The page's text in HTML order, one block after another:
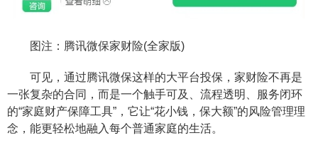
图注：腾讯微保家财险(全家版)
可见，通过腾讯微保这样的大平台投保，家财险不再是
一张复杂的合同，而是一个触手可及、流程透明、服务闭环
的“家庭财产保障工具”，它让“花小钱，保大额”的风险管理理
念，能更轻松地融入每个普通家庭的生活。